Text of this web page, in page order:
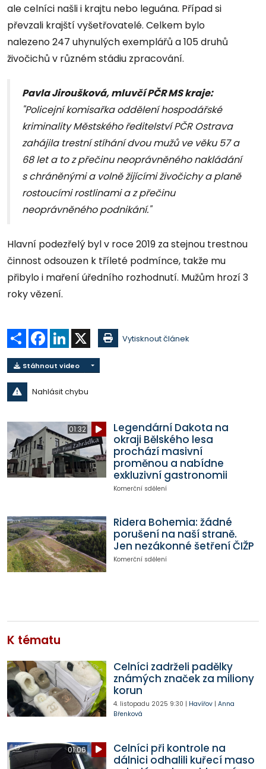
ale celníci našli i krajtu nebo leguána. Případ si
převzali krajští vyšetřovatelé. Celkem bylo
nalezeno 247 uhynulých exemplářů a 105 druhů
živočichů v různém stádiu zpracování.
Pavla Jiroušková, mluvčí PČR MS kraje:
"Policejní komisařka oddělení hospodářské
kriminality Městského ředitelství PČR Ostrava
zahájila trestní stíhání dvou mužů ve věku 57 a
68 let a to z přečinu neoprávněného nakládání
s chráněnými a volně žijícími živočichy a planě
rostoucími rostlinami a z přečinu
neoprávněného podnikání."
Hlavní podezřelý byl v roce 2019 za stejnou trestnou
činnost odsouzen k tříleté podmínce, takže mu
přibylo i maření úředního rozhodnutí. Mužům hrozí 3
roky vězení.
Sdílet Facebook
LinkedIn Vytisknout článek
Stáhnout video
Nahlásit chybu
01:32
Legendární Dakota na
okraji Bělského lesa
prochází masivní
proměnou a nabídne
exkluzivní gastronomii
Komerční sdělení
Ridera Bohemia: žádné
porušení na naší straně.
Jen nezákonné šetření ČIŽP
Komerční sdělení
K tématu
Celníci zadrželi padělky
známých značek za miliony
korun
4. listopadu 2025 9:30 | Havířov| Anna
Břenková
01:06
Celníci při kontrole na
dálnici odhalili kuřecí maso